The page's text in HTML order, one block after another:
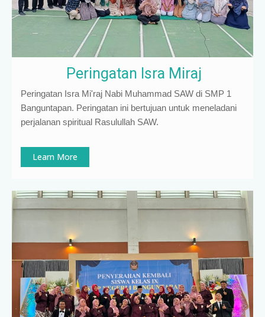
Peringatan Isra Miraj
Peringatan Isra Mi'raj Nabi Muhammad SAW di SMP 1
Banguntapan. Peringatan ini bertujuan untuk meneladani
perjalanan spiritual Rasulullah SAW.
Learn More